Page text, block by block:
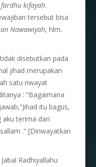
fardhu kifayah.
tersebut bisa
Nawawiyah, hlm.
disebutkan pada
jihad merupakan
satu riwayat
: “Bagaimana
itu bagus,
aku terima dari
.” [Diriwayatkan
Radhiyallahu